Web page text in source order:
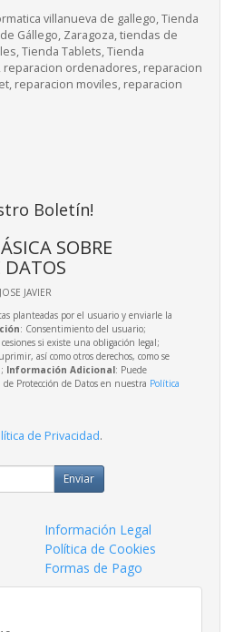
villanueva de gallego, Tienda
Gállego, Zaragoza, tiendas de
Tienda Tablets, Tienda
ordenadores, reparacion
reparacion moviles, reparacion
Boletín!
SOBRE
DATOS
JAVIER
planteadas por el usuario y enviarle la
: Consentimiento del usuario;
si existe una obligación legal;
así como otros derechos, como se
Información Adicional: Puede
Protección de Datos en nuestra Política
de Privacidad.
Enviar
Información Legal
Política de Cookies
Formas de Pago